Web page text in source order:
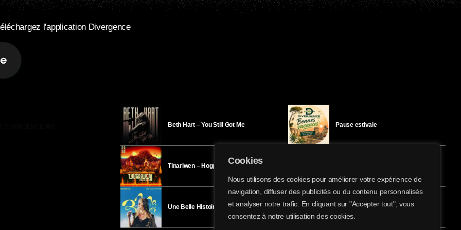
Cookies
Nous utilisons des cookies pour améliorer votre expérience de
navigation, diffuser des publicités ou du contenu personnalisés
et analyser notre trafic. En cliquant sur "Accepter tout", vous
consentez à notre utilisation des cookies.
share
email
l'application Divergence
Beth Hart – You Still Got Me
Tinariwen – Hoggar
Une Belle Histoire – Héloïse Bay
Pause estivale
Ici l’Ombre – mardi 28 juillet